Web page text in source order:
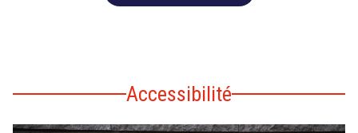
Accessibilité